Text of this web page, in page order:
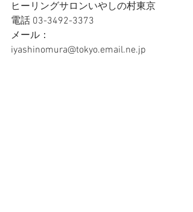
ヒーリングサロンいやしの村東京
電話 03-3492-3373
メール：
iyashinomura@tokyo.email.ne.jp